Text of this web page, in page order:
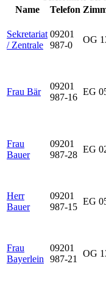
Name
Telefon
Sekretariat
/ Zentrale
09201
987-0
OG
Frau Bär
09201
987-16
EG
Frau
Bauer
09201
987-28
EG
Herr
Bauer
09201
987-15
EG
Frau
Bayerlein
09201
987-21
OG